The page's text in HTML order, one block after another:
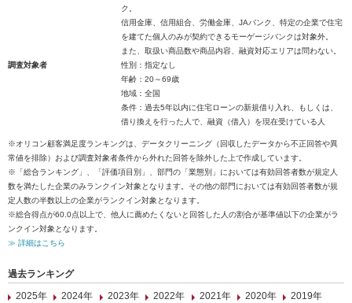
ク。
信用金庫、信用組合、労働金庫、JAバンク、特定の企業で住宅
を建てた個人のみが契約できるモーゲージバンクは対象外。
また、取扱い商品数や商品内容、融資対応エリアは問わない。
調査対象者
性別：指定なし
年齢：20～69歳
地域：全国
条件：過去5年以内に住宅ローンの新規借り入れ、もしくは、
借り換えを行った人で、融資（借入）を現在受けている人
※オリコン顧客満足度ランキングは、データクリーニング（回収したデータから不正回答や異
常値を排除）および調査対象者条件から外れた回答を除外した上で作成しています。
※「総合ランキング」、「評価項目別」、部門の「業態別」においては有効回答者数が規定人
数を満たした企業のみランクイン対象となります。その他の部門においては有効回答者数が規
定人数の半数以上の企業がランクイン対象となります。
※総合得点が60.0点以上で、他人に薦めたくないと回答した人の割合が基準値以下の企業がラ
ンクイン対象となります。
≫ 詳細はこちら
過去ランキング
2025年
2024年 2023年 2022年 2021年 2020年
2019年